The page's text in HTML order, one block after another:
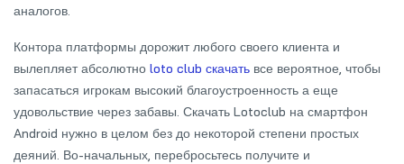
аналогов.
Контора платформы дорожит любого своего клиента и
вылепляет абсолютно loto club скачать все вероятное, чтобы
запасаться игрокам высокий благоустроенность а еще
удовольствие через забавы. Скачать Lotoclub на смартфон
Android нужно в целом без до некоторой степени простых
деяний. Во-начальных, перебросьтесь получите и